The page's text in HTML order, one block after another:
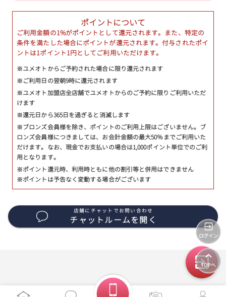
ポイントについて
ご利用金額の1%がポイントとして還元されます。また、特定の
条件を満たした場合にポイントが還元されます。付与されたポイ
ントは1ポイント1円としてご利用いただけます。
※ユメオトからご予約された場合に限り還元されます
※ご利用日の翌朝9時に還元されます
※ユメオト加盟店全店舗でユメオトからのご予約に限りご利用いただ
けます
※還元日から365日を過ぎると消滅します
※ブロンズ会員様を除き、ポイントのご利用上限はございません。ブ
ロンズ会員様につきましては、お会計金額の最大50％までご利用いた
だけます。なお、現金でお支払いの場合は1,000ポイント単位でのご利
用となります。
※ポイント還元時、利用時ともに他の割引等と併用はできません
※ポイントは予告なく変動する場合がございます
店舗にチャットでお問い合わせ
チャットルームを開く